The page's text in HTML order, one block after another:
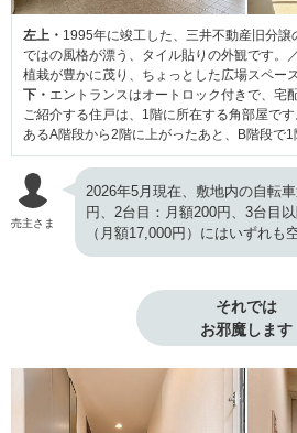
左上・ 1995年に竣工した、三井不動産旧分譲
ではの風格が漂う、タイル貼りの外観です。／
植栽が豊かに茂り、ちょっとした広場スペー
下・ エントランスはオートロック付きで、宅
ご紹介する住戸は、1階に所在する角部屋で
あるA階段から2階に上がったあと、B階段で1
売主さま
2026年5月現在、敷地内の自転
円、2台目：月額200円、3台目
（月額17,000円）にはいずれも
それでは
お邪魔します